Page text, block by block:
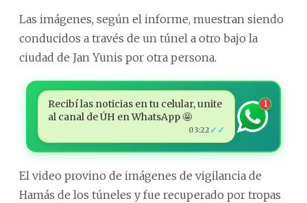
Las imágenes, según el informe, muestran siendo
conducidos a través de un túnel a otro bajo la
ciudad de Jan Yunis por otra persona.
Recibí las noticias en tu celular, unite
al canal de ÚH en WhatsApp 🤩
03:22 ✓✓
1
El video provino de imágenes de vigilancia de
Hamás de los túneles y fue recuperado por tropas